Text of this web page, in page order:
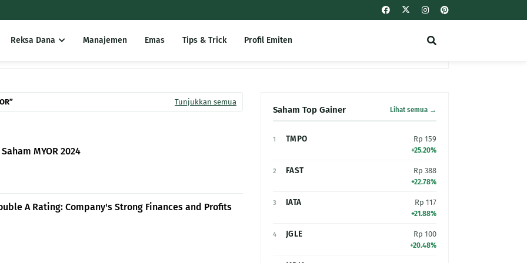
Reksa Dana Manajemen Emas Tips & Trick Profil Emiten
Tunjukkan semua
MYOR 2024
A Rating: Company's Strong Finances and Profits
Saham Top Gainer Lihat semua →
1 TMPO Rp 159
+25.20%
2 FAST Rp 388
+22.78%
3 IATA Rp 117
+21.88%
4 JGLE Rp 100
+20.48%